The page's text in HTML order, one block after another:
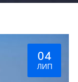
04
ЛИП